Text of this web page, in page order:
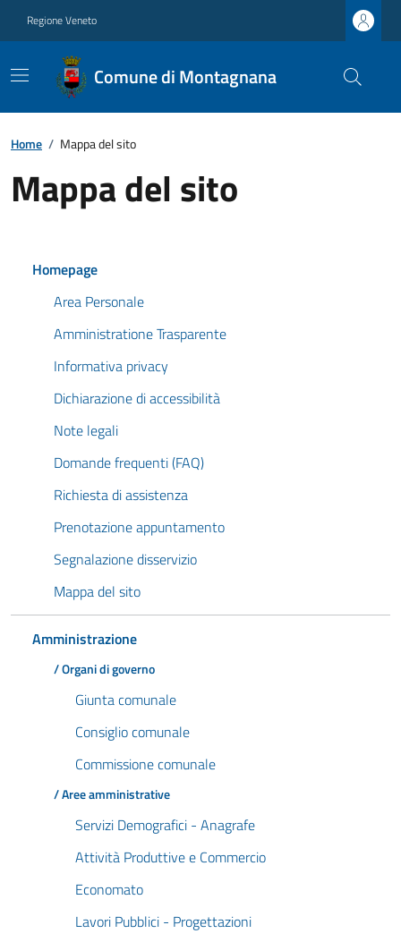
Regione Veneto
Comune di Montagnana
Home / Mappa del sito
Mappa del sito
Homepage
Area Personale
Amministratione Trasparente
Informativa privacy
Dichiarazione di accessibilità
Note legali
Domande frequenti (FAQ)
Richiesta di assistenza
Prenotazione appuntamento
Segnalazione disservizio
Mappa del sito
Amministrazione
/ Organi di governo
Giunta comunale
Consiglio comunale
Commissione comunale
/ Aree amministrative
Servizi Demografici - Anagrafe
Attività Produttive e Commercio
Economato
Lavori Pubblici - Progettazioni